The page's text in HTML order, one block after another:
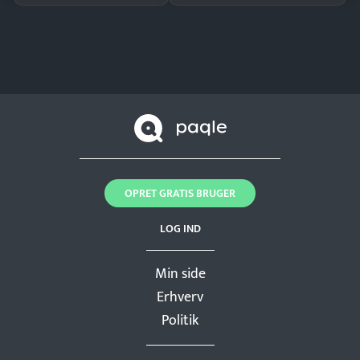
Min side
Erhverv
Politik
LOG IND
OPRET GRATIS BRUGER